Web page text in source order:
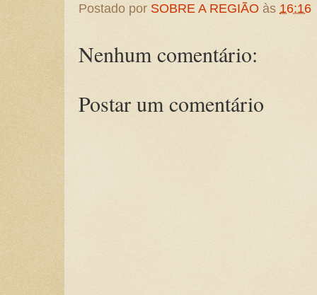
Postado por SOBRE A REGIÃO às 16:16
Nenhum comentário:
Postar um comentário